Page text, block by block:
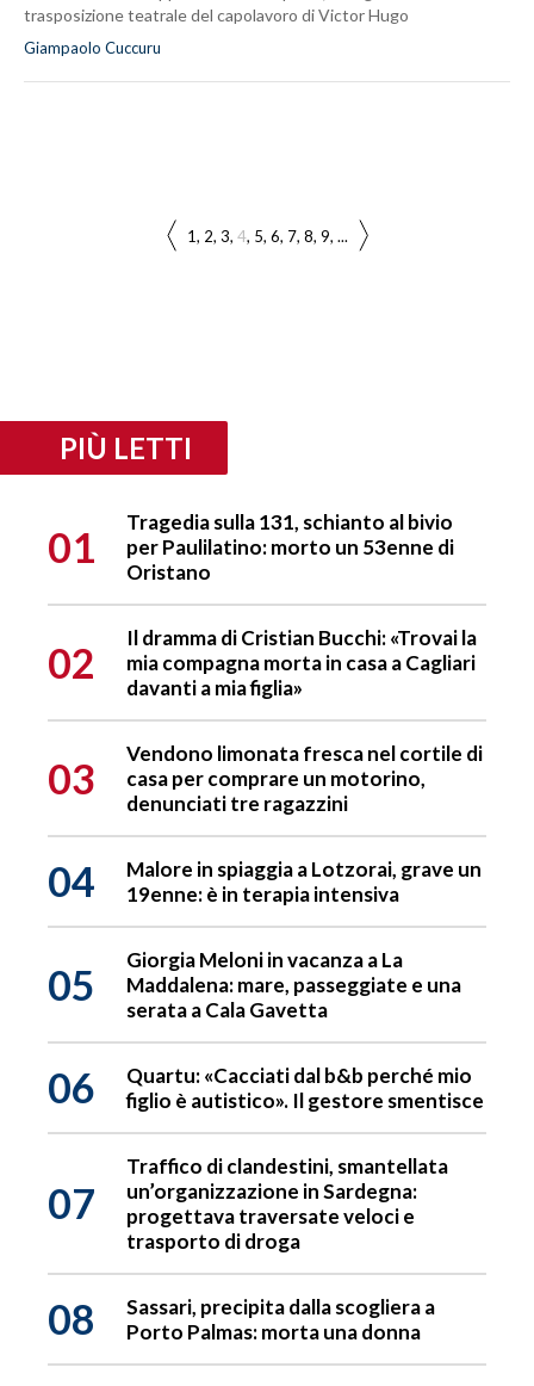
trasposizione teatrale del capolavoro di Victor Hugo
Giampaolo Cuccuru
1 2 3 4 5 6 7 8 9 ...
PIÙ LETTI
01
Tragedia sulla 131, schianto al bivio
per Paulilatino: morto un 53enne di
Oristano
02
Il dramma di Cristian Bucchi: «Trovai la
mia compagna morta in casa a Cagliari
davanti a mia figlia»
03
Vendono limonata fresca nel cortile di
casa per comprare un motorino,
denunciati tre ragazzini
04
Malore in spiaggia a Lotzorai, grave un
19enne: è in terapia intensiva
05
Giorgia Meloni in vacanza a La
Maddalena: mare, passeggiate e una
serata a Cala Gavetta
06
Quartu: «Cacciati dal b&b perché mio
figlio è autistico». Il gestore smentisce
07
Traffico di clandestini, smantellata
un’organizzazione in Sardegna:
progettava traversate veloci e
trasporto di droga
08
Sassari, precipita dalla scogliera a
Porto Palmas: morta una donna